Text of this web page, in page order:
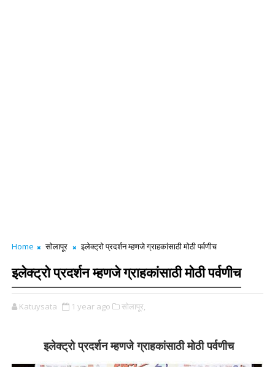
Home सोलापूर इलेक्ट्रो प्रदर्शन म्हणजे ग्राहकांसाठी मोठी पर्वणीच
इलेक्ट्रो प्रदर्शन म्हणजे ग्राहकांसाठी मोठी पर्वणीच
Katuysata 1 year ago सोलापूर,
इलेक्ट्रो प्रदर्शन म्हणजे ग्राहकांसाठी मोठी पर्वणीच